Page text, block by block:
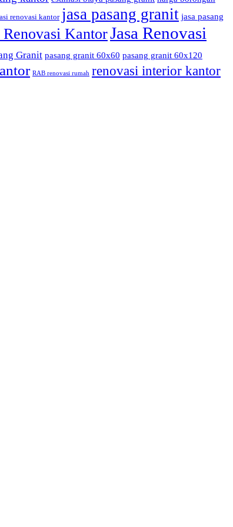
renovasi kantor jasa pasang granit jasa pasang
Renovasi KantorJasa Renovasi
Granit pasang granit 60x60 pasang granit 60x120
RAB renovasi rumah renovasi interior kantor